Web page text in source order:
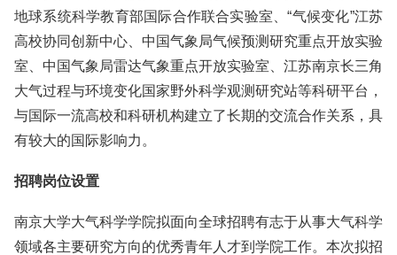
地球系统科学教育部国际合作联合实验室、“气候变化”江苏
高校协同创新中心、中国气象局气候预测研究重点开放实验
室、中国气象局雷达气象重点开放实验室、江苏南京长三角
大气过程与环境变化国家野外科学观测研究站等科研平台，
与国际一流高校和科研机构建立了长期的交流合作关系，具
有较大的国际影响力。
招聘岗位设置
南京大学大气科学学院拟面向全球招聘有志于从事大气科学
领域各主要研究方向的优秀青年人才到学院工作。本次拟招